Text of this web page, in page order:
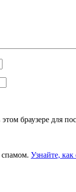
браузере для
спамом. Узнайте,